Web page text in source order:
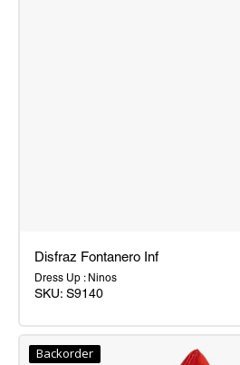
Disfraz
Fontanero
Disfraz Fontanero Inf
Dress Up : Ninos
SKU: S9140
Backorder